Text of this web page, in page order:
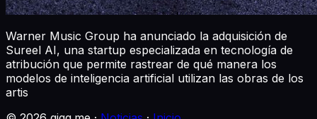
Warner Music Group ha anunciado la adquisición de
Sureel AI, una startup especializada en tecnología de
atribución que permite rastrear de qué manera los
modelos de inteligencia artificial utilizan las obras de los
artis